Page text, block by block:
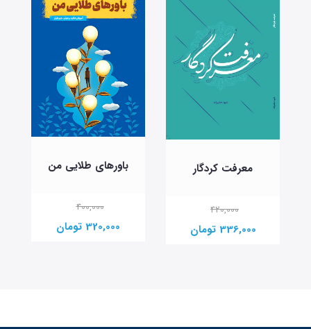
معرفت کردگار
420,000
336,000 تومان
باورهای طلایی من
400,000
320,000 تومان